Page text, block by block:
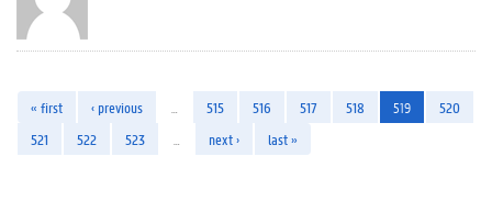
« first ‹ previous 515 516 517 518 519
520
521
522 523 next › last »